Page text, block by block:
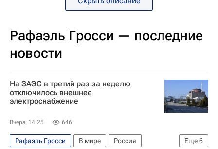
Рафаэль Гросси — последние
новости
На ЗАЭС в третий раз за неделю
отключилось внешнее
электроснабжение
Вчера, 14:25 646
Еще6
Рафаэль Гросси В мире
Россия